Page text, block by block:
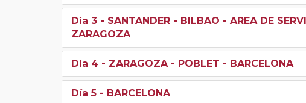
Día 3 - SANTANDER - BILBAO - AREA DE
ZARAGOZA
Día 4 - ZARAGOZA - POBLET - BARCELONA
Día 5 - BARCELONA